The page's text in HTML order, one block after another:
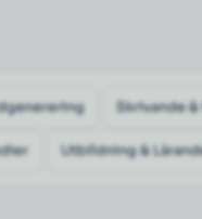
Skrivande
Utbildning &